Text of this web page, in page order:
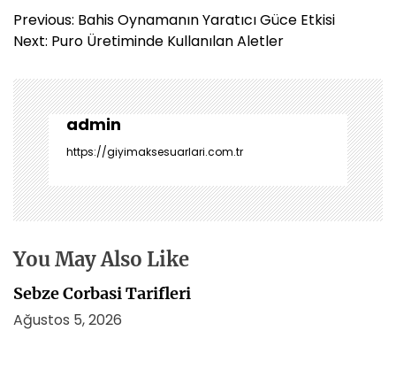
Y
a
ı
g
e
z
i
n
m
s
i
Previous: Bahis Oynamanın Yaratıcı Güce Etkisi
Next: Puro Üretiminde Kullanılan Aletler
admin
https://giyimaksesuarlari.com.tr
You May Also Like
Sebze Corbasi Tarifleri
Ağustos 5, 2026